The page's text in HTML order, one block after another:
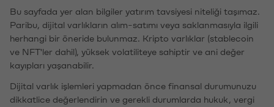
Bu sayfada yer alan bilgiler yatırım tavsiyesi niteliği taşımaz.
Paribu, dijital varlıkların alım-satımı veya saklanmasıyla ilgili
herhangi bir öneride bulunmaz. Kripto varlıklar (stablecoin
ve NFT'ler dahil), yüksek volatiliteye sahiptir ve ani değer
kayıpları yaşanabilir.
Dijital varlık işlemleri yapmadan önce finansal durumunuzu
dikkatlice değerlendirin ve gerekli durumlarda hukuk, vergi